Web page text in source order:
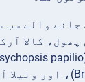
جانے والے سب